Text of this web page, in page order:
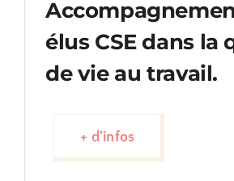
élus CSE dans la
de vie au travail.
+ d'infos